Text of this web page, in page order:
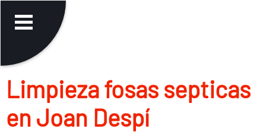
Limpieza fosas septicas
en Joan Despí